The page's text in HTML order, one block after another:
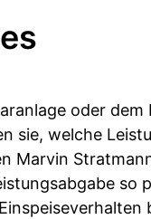
oder
sie, welche
Marvin
so